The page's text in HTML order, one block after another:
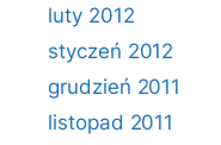
luty 2012
styczeń 2012
grudzień 2011
listopad 2011